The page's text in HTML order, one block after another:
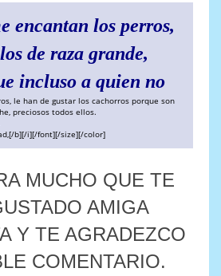
encantan los perros,
de raza grande,
incluso a quien no
le han de gustar los cachorros porque son
preciosos todos ellos.
b][/i][/font][/size][/color]
MUCHO QUE TE
AMIGA
Y TE AGRADEZCO
COMENTARIO.